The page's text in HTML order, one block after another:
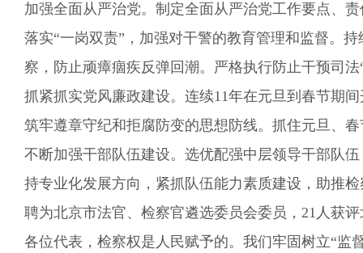
加强全面从严治党。 制定全面从严治党工作要点 、 责
落实“一岗双责” ，加强对干警的教育管理和监督。 持
察 ， 防止顽瘴痼疾反弹回潮。 严格执行防止干预司
抓紧抓实党风廉政建设。 连续11年在元旦到春节期
筑牢遵章守纪和拒腐防变的思想防线。 抓住元旦、
不断加强干部队伍建设。 选优配强中层领导干部队伍
持专业化发展方向， 紧抓 队伍能力素质建设 ， 助推
聘为北京市法官、检察官遴选委员会委员，21人获
各位代表，检察权是人民赋予的。 我们牢固树立“监